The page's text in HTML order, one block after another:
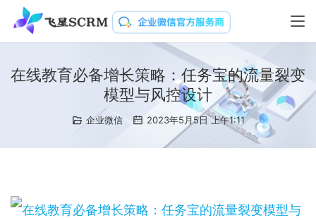
在线教育必备增长策略：任务宝的流量裂变
模型与风控设计
企业微信 2023年5月5日 上午1:11